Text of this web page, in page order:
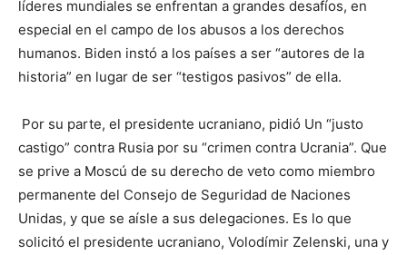
líderes mundiales se enfrentan a grandes desafíos, en
especial en el campo de los abusos a los derechos
humanos. Biden instó a los países a ser “autores de la
historia” en lugar de ser “testigos pasivos” de ella.
Por su parte, el presidente ucraniano, pidió Un “justo
castigo” contra Rusia por su “crimen contra Ucrania”. Que
se prive a Moscú de su derecho de veto como miembro
permanente del Consejo de Seguridad de Naciones
Unidas, y que se aísle a sus delegaciones. Es lo que
solicitó el presidente ucraniano, Volodímir Zelenski, una y